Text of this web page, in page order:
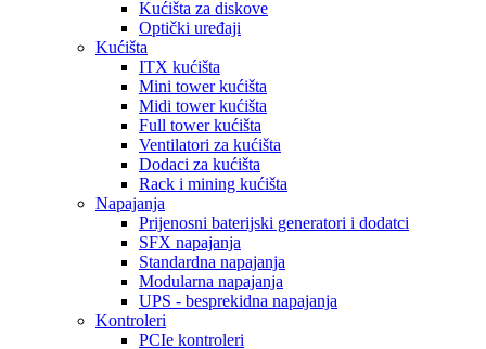
Kućišta za diskove
Optički uređaji
Kućišta
ITX kućišta
Mini tower kućišta
Midi tower kućišta
Full tower kućišta
Ventilatori za kućišta
Dodaci za kućišta
Rack i mining kućišta
Napajanja
Prijenosni baterijski generatori i dodatci
SFX napajanja
Standardna napajanja
Modularna napajanja
UPS - besprekidna napajanja
Kontroleri
PCIe kontroleri